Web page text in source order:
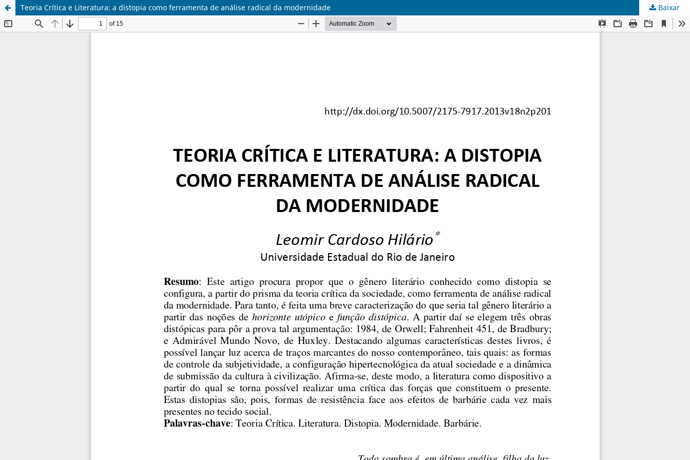
Teoria Crítica e Literatura: a distopia como ferramenta de análise radical da modernidade Baixar